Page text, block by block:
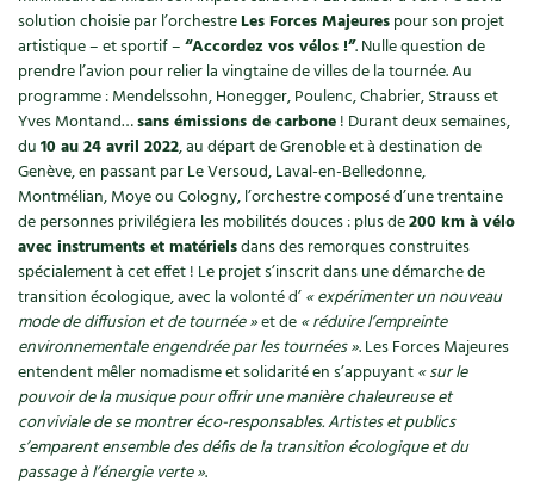
Cuisine saine
Manger bio
Cures, régimes
Dessert, Boulangerie
Techniques, conservation, organisation
Agenda, calendrier
NOUVEAUTÉS
Feuilleter le catalogue
Le magazineLes 4 saisons
Cartes cadeau
Séjourner en Trièves
Nous contacter
Bricolages au jardin
Outils et ustensiles du jardin
Biodiversité
Ravageurs et maladies au jardin
Petit élevage
Cuisine saine
Alimentation et nutrition
Recettes de printemps
Recettes par type de plat
Les chroniques de Marie
Forums
Jardin bio
Habitat écologique
Cuisine saine
Soins naturels
Société et alternatives
Les 4 saisons& vous
solution choisie par l’orchestreLes Forces Majeurespour son projet
artistique – et sportif –“Accordez vos vélos !”. Nulle question de
prendre l’avion pour relier la vingtaine de villes de la tournée. Au
programme : Mendelssohn, Honegger, Poulenc, Chabrier, Strauss et
Yves Montand…sans émissions de carbone! Durant deux semaines,
du10 au 24 avril 2022, au départ de Grenoble et à destination de
Genève, en passant par Le Versoud, Laval-en-Belledonne,
Montmélian, Moye ou Cologny, l’orchestre composé d’une trentaine
de personnes privilégiera les mobilités douces : plus de200 km à vélo
avec instruments et matérielsdans des remorques construites
spécialement à cet effet ! Le projet s’inscrit dans une démarche de
transition écologique, avec la volonté d’« expérimenter un nouveau
mode de diffusion et de tournée »et de« réduire l’empreinte
environnementale engendrée par les tournées ». Les Forces Majeures
entendent mêler nomadisme et solidarité en s’appuyant« sur le
pouvoir de la musique pour offrir une manière chaleureuse et
conviviale de se montrer éco-responsables. Artistes et publics
s’emparent ensemble des défis de la transition écologique et du
passage à l’énergie verte ».